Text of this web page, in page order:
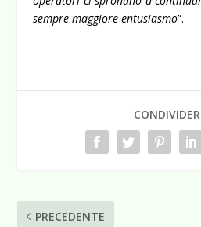
sempre maggiore entusiasmo”.
PRECEDENTE